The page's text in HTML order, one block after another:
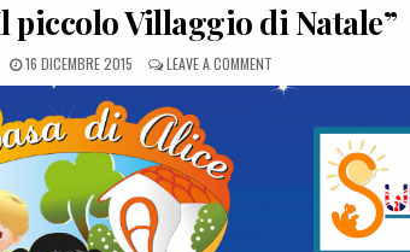
piccolo Villaggio di Natale”
POSTED ON
16 DICEMBRE 2015 LEAVE A COMMENT ON A REGGIO